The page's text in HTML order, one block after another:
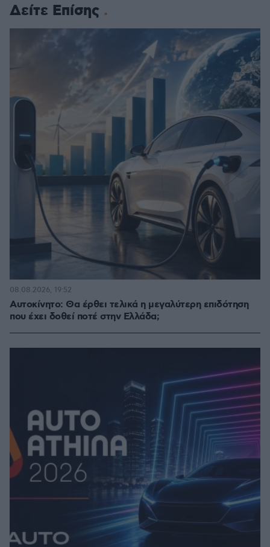
Δείτε Επίσης
Αυτοκίνητο: Θα έρθει τελικά η μεγαλύτερη επιδότηση
που έχει δοθεί ποτέ στην Ελλάδα;
08.08.2026, 19:52